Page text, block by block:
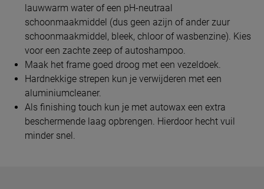
lauwwarm water of een pH-neutraal
schoonmaakmiddel (dus geen azijn of ander zuur
schoonmaakmiddel, bleek, chloor of wasbenzine). Kies
voor een zachte zeep of autoshampoo.
Maak het frame goed droog met een vezeldoek.
Hardnekkige strepen kun je verwijderen met een
aluminiumcleaner.
Als finishing touch kun je met autowax een extra
beschermende laag opbrengen. Hierdoor hecht vuil
minder snel.